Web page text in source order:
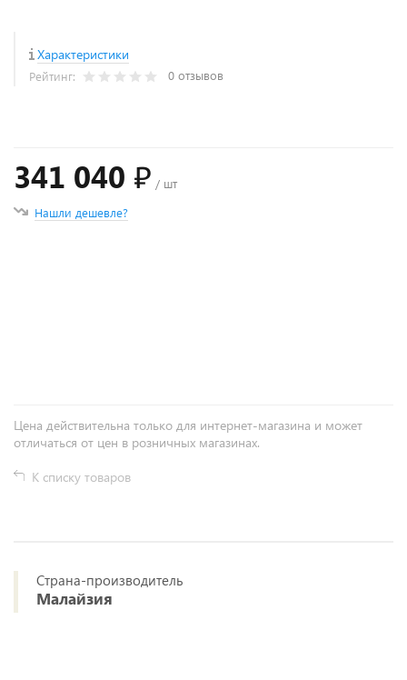
Характеристики
Рейтинг: 0 отзывов
341 040 ₽ / шт
Нашли дешевле?
Цена действительна только для интернет-магазина и может
отличаться от цен в розничных магазинах.
К списку товаров
Страна-производитель
Малайзия